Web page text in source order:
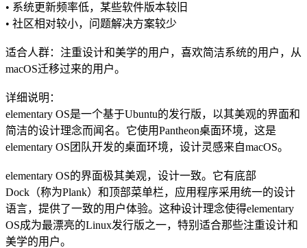
• 系统更新频率低，某些软件版本较旧
• 社区相对较小，问题解决方案较少
适合人群：注重设计和美学的用户，喜欢简洁系统的用户，从
macOS迁移过来的用户。
详细说明：
elementary OS是一个基于Ubuntu的发行版，以其美观的界面和
简洁的设计理念而闻名。它使用Pantheon桌面环境，这是
elementary OS团队开发的桌面环境，设计灵感来自macOS。
elementary OS的界面极其美观，设计一致。它有底部
Dock（称为Plank）和顶部菜单栏，应用程序采用统一的设计
语言，提供了一致的用户体验。这种设计理念使得elementary
OS成为最漂亮的Linux发行版之一，特别适合那些注重设计和
美学的用户。